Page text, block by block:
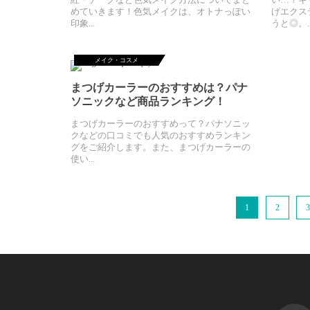
めていきます！色気メイクは、オトナっぽい
印象...
げエク
うと◎。
メイク・コスメ
まつげカーラーのおすすめは？パナ
ソニックなど商品ランキング！
まつげカーラーのおすすめって？パナソニッ
クなどの口コミでも人気のおすすめランキン
グをご紹介します。また、まつげカーラーの
使い...
1 2 3